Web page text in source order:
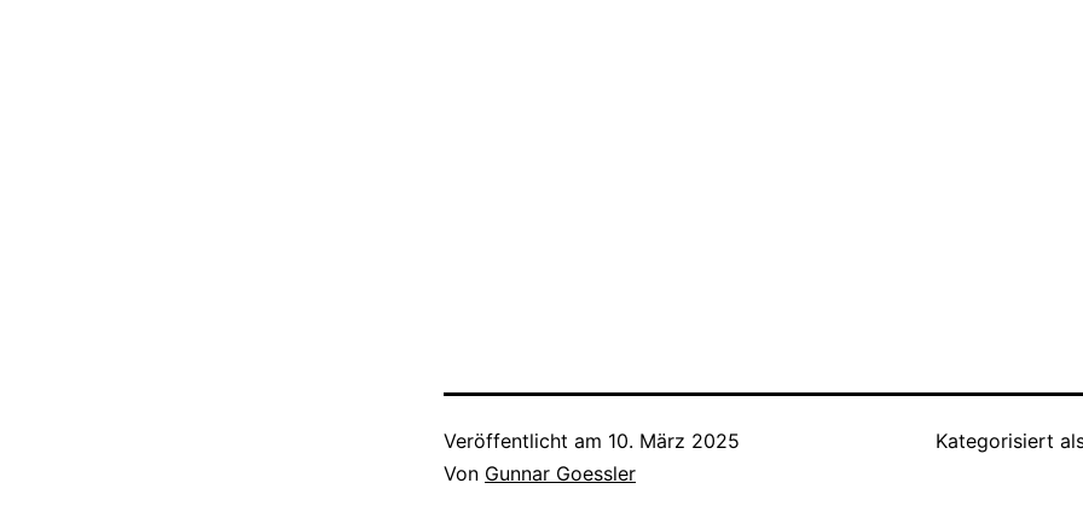
Veröffentlicht am 10. März 2025
Von Gunnar Goessler
Kategorisiert